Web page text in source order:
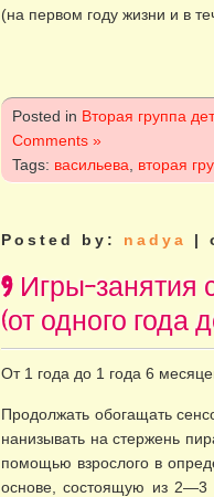
(на первом году жизни и в
Posted in Вторая группа
Comments »
Tags: васильева вторая
Posted by: nadya |
9 Игры-занятия
(от одного года
От 1 года до 1 года 6
Продолжать обогащать
нанизывать на стержень
помощью взрослого в
основе, состоящую из 2—3